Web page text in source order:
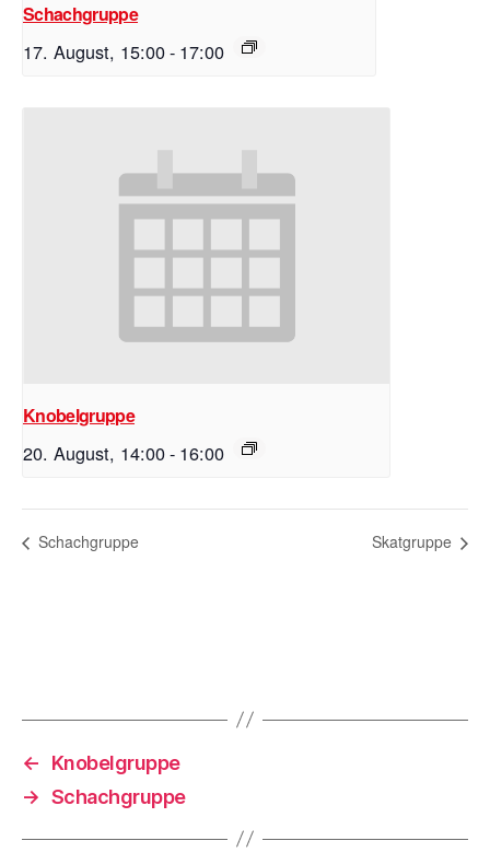
Schachgruppe
17. August, 15:00- 17:00
Knobelgruppe
20. August, 14:00- 16:00
Schachgruppe Skatgruppe
←
Knobelgruppe
→ Schachgruppe